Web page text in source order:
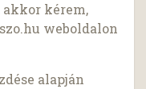
kérem,
weboldalon
alapján